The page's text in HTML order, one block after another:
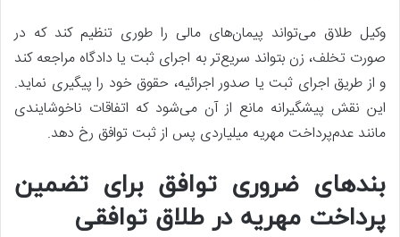
وکیل طلاق می‌تواند پیمان‌های مالی را طوری تنظیم کند که در
صورت تخلف، زن بتواند سریع‌تر به اجرای ثبت یا دادگاه مراجعه کند
و از طریق اجرای ثبت یا صدور اجرائیه، حقوق خود را پیگیری نماید.
این نقش پیشگیرانه مانع از آن می‌شود که اتفاقات ناخوشایندی
مانند عدم‌پرداخت مهریه میلیاردی پس از ثبت توافق رخ دهد.
بندهای ضروری توافق برای تضمین
پرداخت مهریه در طلاق توافقی